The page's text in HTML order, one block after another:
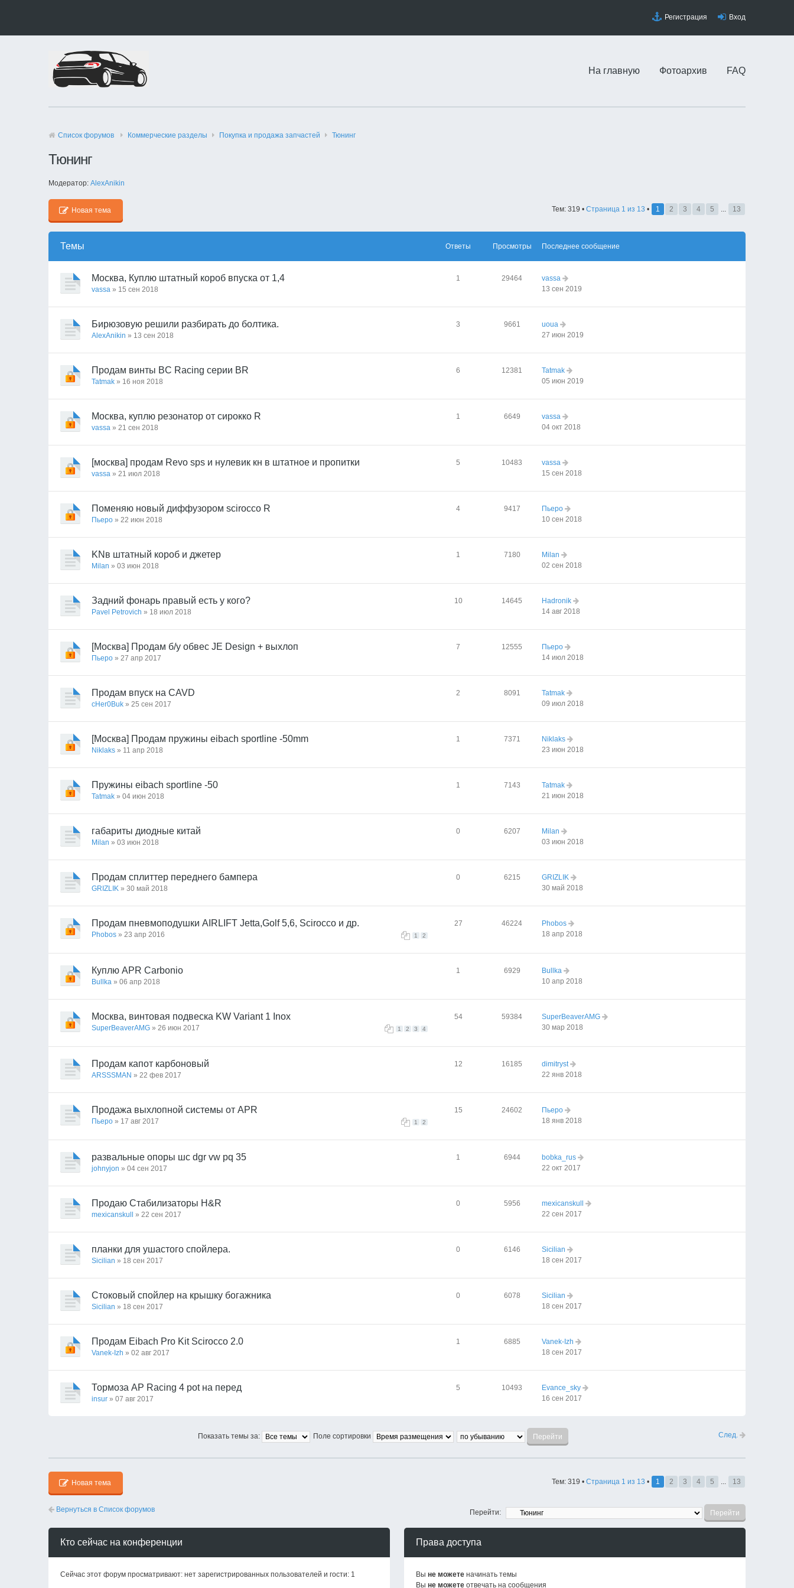
Регистрация Вход
На главную Фотоархив FAQ
Список форумов Коммерческие разделы Покупка и продажа запчастей Тюнинг
Тюнинг
Модератор: AlexAnikin
Новая тема Тем: 319 • Страница 1 из 13 • 1 2 3 4 5 ... 13
Темы Ответы Просмотры Последнее сообщение
Москва, Куплю штатный короб впуска от 1,4
vassa » 15 сен 2018
1 29464
vassa
13 сен 2019
Бирюзовую решили разбирать до болтика.
AlexAnikin » 13 сен 2018
3 9661
uoua
27 июн 2019
Продам винты BC Racing серии BR
Tatmak » 16 ноя 2018
6 12381
Tatmak
05 июн 2019
Москва, куплю резонатор от сирокко R
vassa » 21 сен 2018
1 6649
vassa
04 окт 2018
[москва] продам Revo sps и нулевик кн в штатное и пропитки
vassa » 21 июл 2018
5 10483
vassa
15 сен 2018
Поменяю новый диффузором scirocco R
Пьеро » 22 июн 2018
4 9417
Пьеро
10 сен 2018
KNв штатный короб и джетер
Milan » 03 июн 2018
1 7180
Milan
02 сен 2018
Задний фонарь правый есть у кого?
Pavel Petrovich » 18 июл 2018
10 14645
Hadronik
14 авг 2018
[Москва] Продам б/у обвес JE Design + выхлоп
Пьеро » 27 апр 2017
7 12555
Пьеро
14 июл 2018
Продам впуск на CAVD
cHer0Buk » 25 сен 2017
2 8091
Tatmak
09 июл 2018
[Москва] Продам пружины eibach sportline -50mm
Niklaks » 11 апр 2018
1 7371
Niklaks
23 июн 2018
Пружины eibach sportline -50
Tatmak » 04 июн 2018
1 7143
Tatmak
21 июн 2018
габариты диодные китай
Milan » 03 июн 2018
0 6207
Milan
03 июн 2018
Продам сплиттер переднего бампера
GRIZLIK » 30 май 2018
0 6215
GRIZLIK
30 май 2018
Продам пневмоподушки AIRLIFT Jetta,Golf 5,6, Scirocco и др.
1 2
Phobos » 23 апр 2016
27 46224
Phobos
18 апр 2018
Куплю APR Carbonio
Bullka » 06 апр 2018
1 6929
Bullka
10 апр 2018
Москва, винтовая подвеска KW Variant 1 Inox
1 2 3 4
SuperBeaverAMG » 26 июн 2017
54 59384
SuperBeaverAMG
30 мар 2018
Продам капот карбоновый
ARSSSMAN » 22 фев 2017
12 16185
dimitryst
22 янв 2018
Продажа выхлопной системы от APR
1 2
Пьеро » 17 авг 2017
15 24602
Пьеро
18 янв 2018
развальные опоры шс dgr vw pq 35
johnyjon » 04 сен 2017
1 6944
bobka_rus
22 окт 2017
Продаю Стабилизаторы H&R
mexicanskull » 22 сен 2017
0 5956
mexicanskull
22 сен 2017
планки для ушастого спойлера.
Sicilian » 18 сен 2017
0 6146
Sicilian
18 сен 2017
Стоковый спойлер на крышку богажника
Sicilian » 18 сен 2017
0 6078
Sicilian
18 сен 2017
Продам Eibach Pro Kit Scirocco 2.0
Vanek-Izh » 02 авг 2017
1 6885
Vanek-Izh
18 сен 2017
Тормоза AP Racing 4 pot на перед
insur » 07 авг 2017
5 10493
Evance_sky
16 сен 2017
След.
Показать темы за: Поле сортировки
Новая тема Тем: 319 • Страница 1 из 13 • 1 2 3 4 5 ... 13
Вернуться в Список форумов Перейти:
Кто сейчас на конференции
Сейчас этот форум просматривают: нет зарегистрированных пользователей и гости: 1
Права доступа
Вы не можетеначинать темы
Вы не можетеотвечать на сообщения